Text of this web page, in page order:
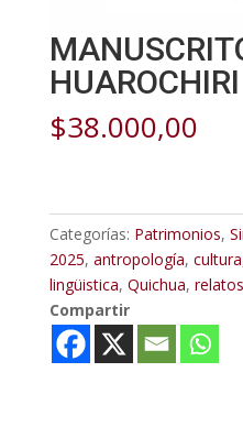
HUAROCHIRI
$38.000,00
Categorías: Patrimonios,
2025, antropología, cultura
lingüistica, Quichua, relatos
Compartir